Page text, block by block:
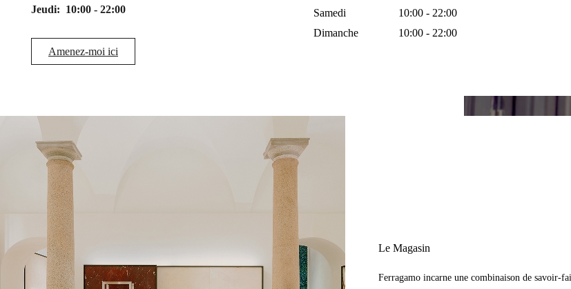
Jeudi: 10:00 - 22:00
Amenez-moi ici
Samedi
10:00 - 22:00
Dimanche
10:00 - 22:00
Le Magasin
Ferragamo incarne une combinaison de savoir-